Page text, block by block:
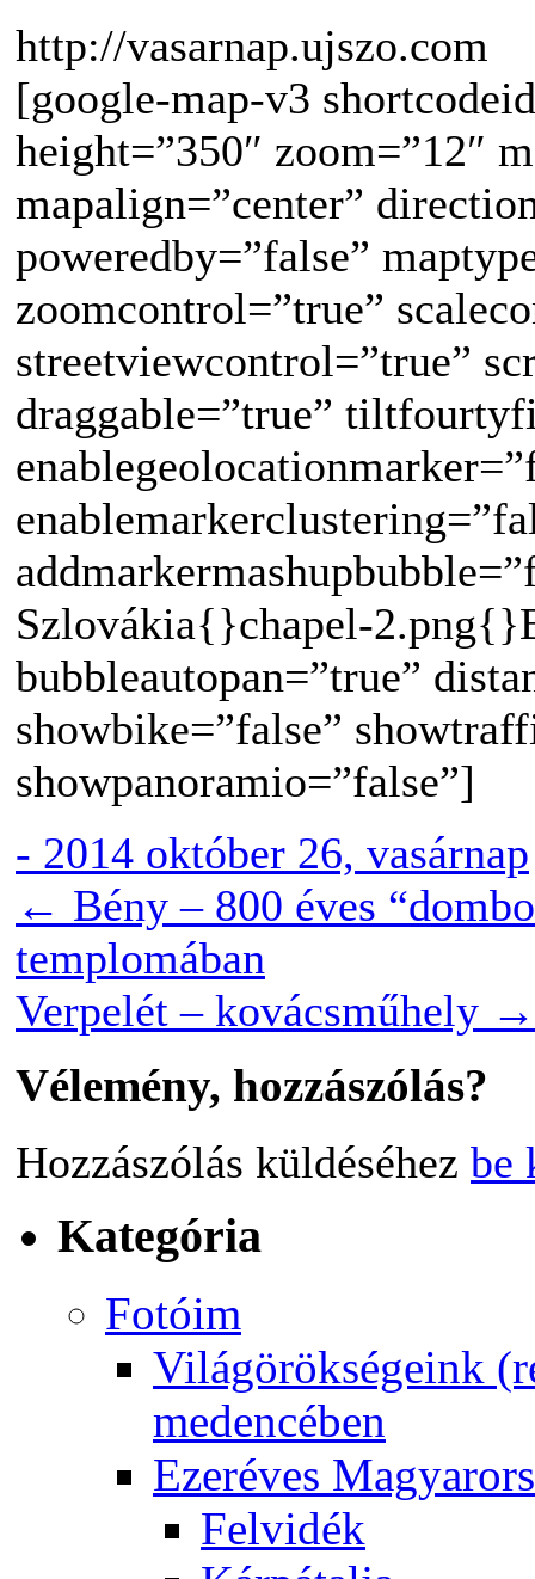
http://vasarnap.ujszo.com
[google-map-v3
height=”350″ zoom=”12″
mapalign=”center”
poweredby=”false”
zoomcontrol=”true”
streetviewcontrol=”true”
draggable=”true”
Szlovákia{}chapel-
bubbleautopan=”true”
showbike=”false”
showpanoramio=”false”]
- 2014 október 26, vasárnap
← Bény – 800 éves
templomában
Verpelét – kovácsműhely →
Vélemény, hozzászólás?
Hozzászólás küldéséhez be
Kategória
Fotóim
Világörökségeink
medencében
Ezeréves
Felvidék